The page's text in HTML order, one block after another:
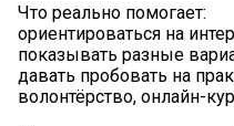
Что реально помогает:
ориентироваться на
показывать разные
давать пробовать на
волонтёрство, онлайн-